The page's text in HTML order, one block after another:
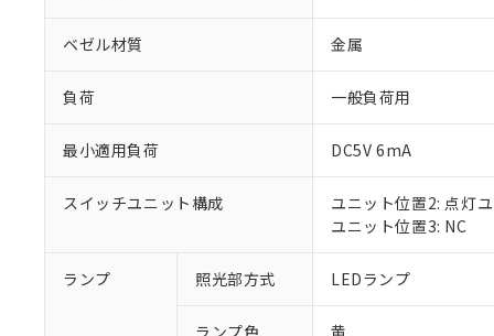
ベゼル材質 金属
負荷 一般負荷用
最小適用負荷 DC5V 6mA
スイッチユニット構成
ユニット位置2: 点灯
ユニット位置3: NC
ランプ 照光部方式 LEDランプ
ランプ色 黄
※1 対応状況